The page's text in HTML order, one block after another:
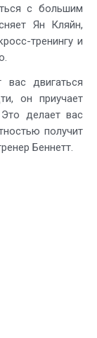
с большим
Ян Кляйн,
тренингу и
вас двигаться
он приучает
делает вас
получит
Беннетт.